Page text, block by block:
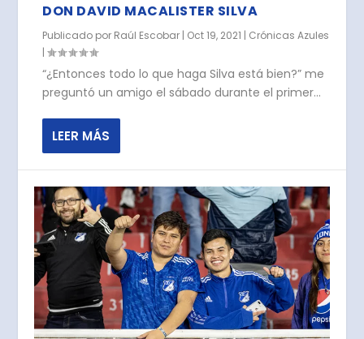
DON DAVID MACALISTER SILVA
Publicado por Raúl Escobar | Oct 19, 2021 | Crónicas Azules
|
“¿Entonces todo lo que haga Silva está bien?” me
preguntó un amigo el sábado durante el primer...
LEER MÁS